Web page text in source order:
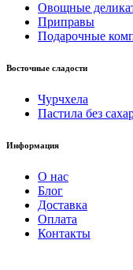
Овощные
Приправы
Подарочные
Восточные сладости
Чурчхела
Пастила без
Информация
О нас
Блог
Доставка
Оплата
Контакты